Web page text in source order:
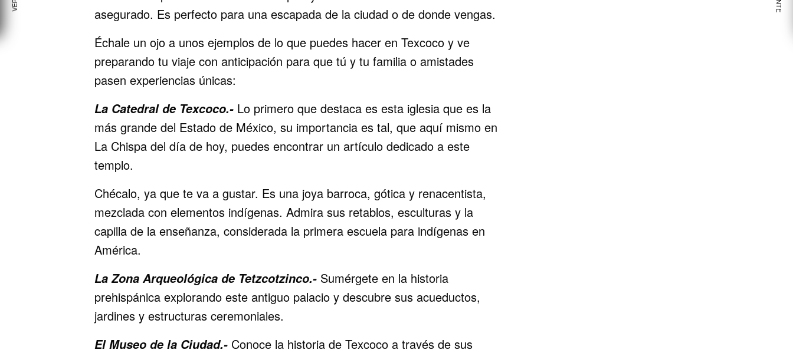
asegurado. Es perfecto para una escapada de la ciudad o de donde vengas.
Échale un ojo a unos ejemplos de lo que puedes hacer en Texcoco y ve
preparando tu viaje con anticipación para que tú y tu familia o amistades
pasen experiencias únicas:
La Catedral de Texcoco.- Lo primero que destaca es esta iglesia que es la
más grande del Estado de México, su importancia es tal, que aquí mismo en
La Chispa del día de hoy, puedes encontrar un artículo dedicado a este
templo.
Chécalo, ya que te va a gustar. Es una joya barroca, gótica y renacentista,
mezclada con elementos indígenas. Admira sus retablos, esculturas y la
capilla de la enseñanza, considerada la primera escuela para indígenas en
América.
La Zona Arqueológica de Tetzcotzinco.- Sumérgete en la historia
prehispánica explorando este antiguo palacio y descubre sus acueductos,
jardines y estructuras ceremoniales.
El Museo de la Ciudad.- Conoce la historia de Texcoco a través de sus